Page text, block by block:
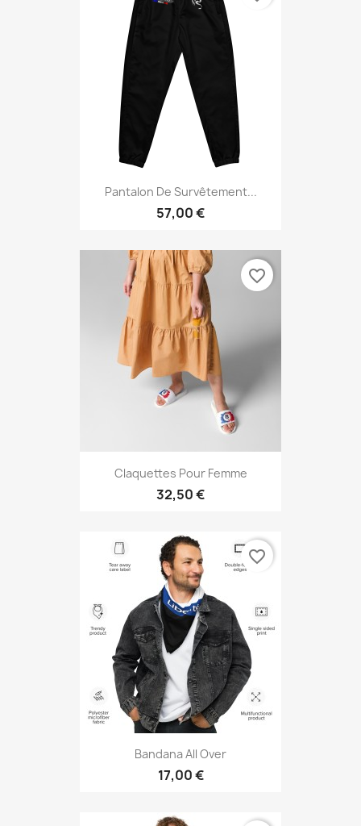
Pantalon De Survêtement...
57,00 €
Claquettes Pour Femme
32,50 €
favorite_border
Bandana All Over
17,00 €
favorite_border